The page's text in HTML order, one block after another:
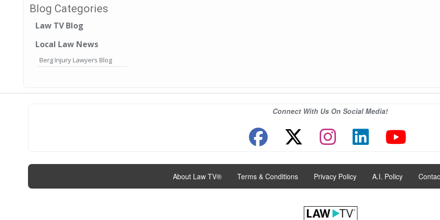
Blog Categories
Law TV Blog
Local Law News
Berg Injury Lawyers Blog
Connect With Us On Social Media!
About Law TV® Terms & Conditions Privacy Policy A.I. Policy